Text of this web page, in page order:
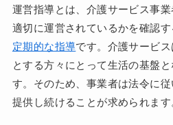
運営指導とは、介護サービス事
適切に運営されているかを確認す
定期的な指導です。介護サービ
とする方々にとって生活の基盤
す。そのため、事業者は法令に
提供し続けることが求められます